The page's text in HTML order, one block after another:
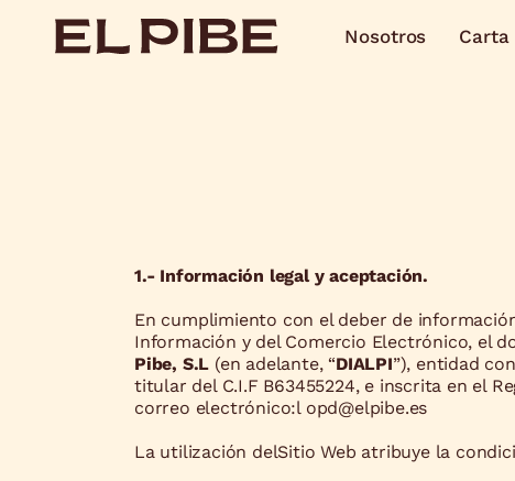
Nosotros Carta
1.- Información legal y aceptación.
En cumplimiento con el deber de
Información y del Comercio Electrónico, el
Pibe, S.L (en adelante, “DIALPI”), entidad
titular del C.I.F B63455224, e inscrita en el
correo electrónico:l opd@elpibe.es
La utilización delSitio Web atribuye la